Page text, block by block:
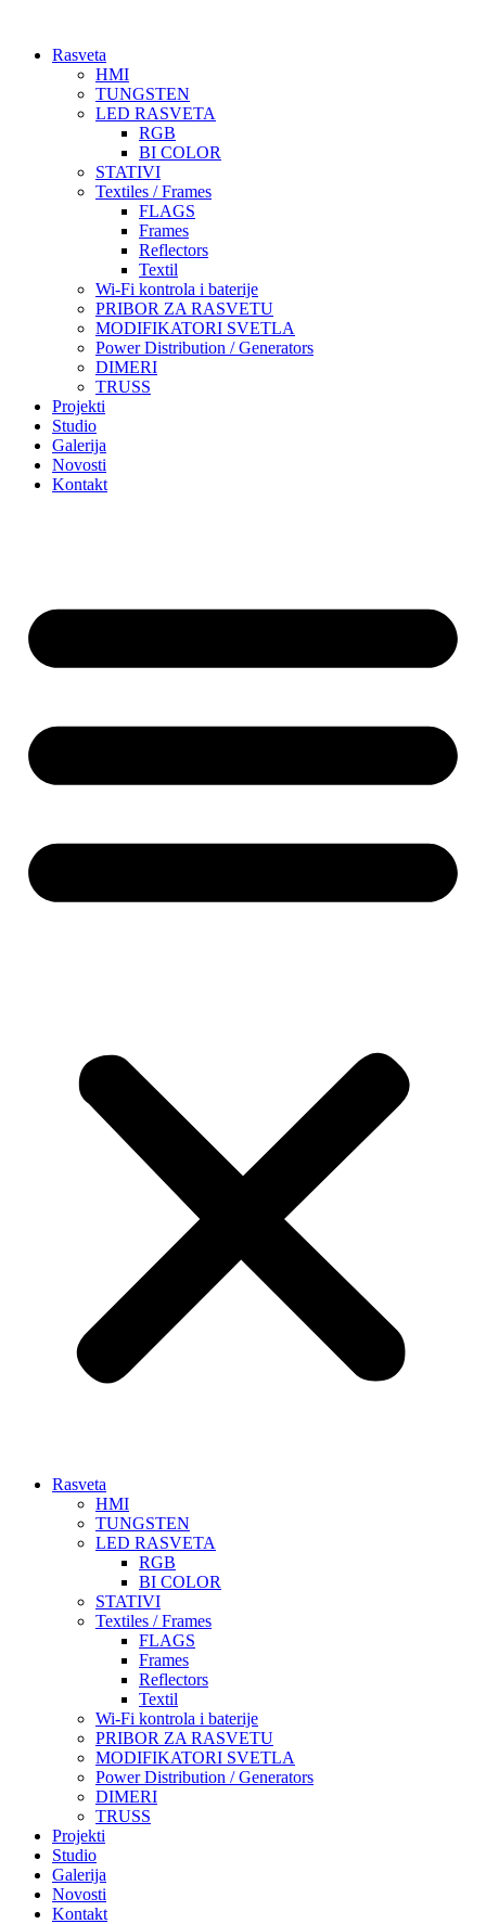
sadržajRasveta
HMI
TUNGSTEN
LED RASVETA
RGB
BI COLOR
STATIVI
Textiles / Frames
FLAGS
Frames
Reflectors
Textil
Wi-Fi kontrola i baterije
PRIBOR ZA RASVETU
MODIFIKATORI SVETLA
Power Distribution / Generators
DIMERI
TRUSS
Projekti
Studio
Galerija
Novosti
Kontakt
Rasveta
HMI
TUNGSTEN
LED RASVETA
RGB
BI COLOR
STATIVI
Textiles / Frames
FLAGS
Frames
Reflectors
Textil
Wi-Fi kontrola i baterije
PRIBOR ZA RASVETU
MODIFIKATORI SVETLA
Power Distribution / Generators
DIMERI
TRUSS
Projekti
Studio
Galerija
Novosti
Kontakt